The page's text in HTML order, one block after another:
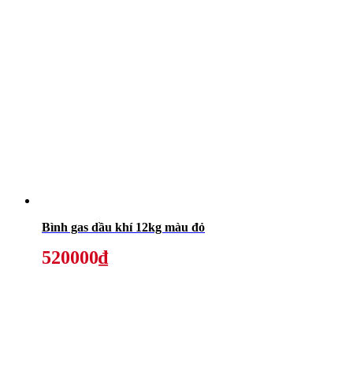
Bình gas dầu khí 12kg màu đỏ
520000₫